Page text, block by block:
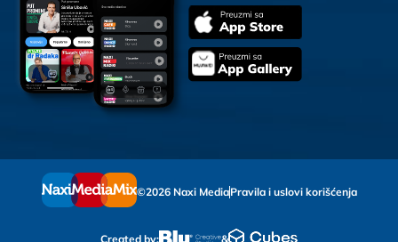
©2026 Naxi MediaPravila i uslovi korišćenja
Created by: &